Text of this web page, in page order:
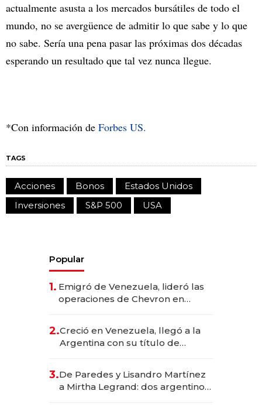
actualmente asusta a los mercados bursátiles de todo el
mundo, no se avergüence de admitir lo que sabe y lo que
no sabe. Sería una pena pasar las próximas dos décadas
esperando un resultado que tal vez nunca llegue.
*Con información de Forbes US.
TAGS
Acciones Bonos
Estados Unidos
Inversiones
S&P 500 USA
Popular
1. Emigró de Venezuela, lideró las
operaciones de Chevron en
2.Creció en Venezuela, llegó a la
Argentina con su título de
las marcas "fast premium"
3.De Paredes y Lisandro Martínez
a Mirtha Legrand: dos argentinos